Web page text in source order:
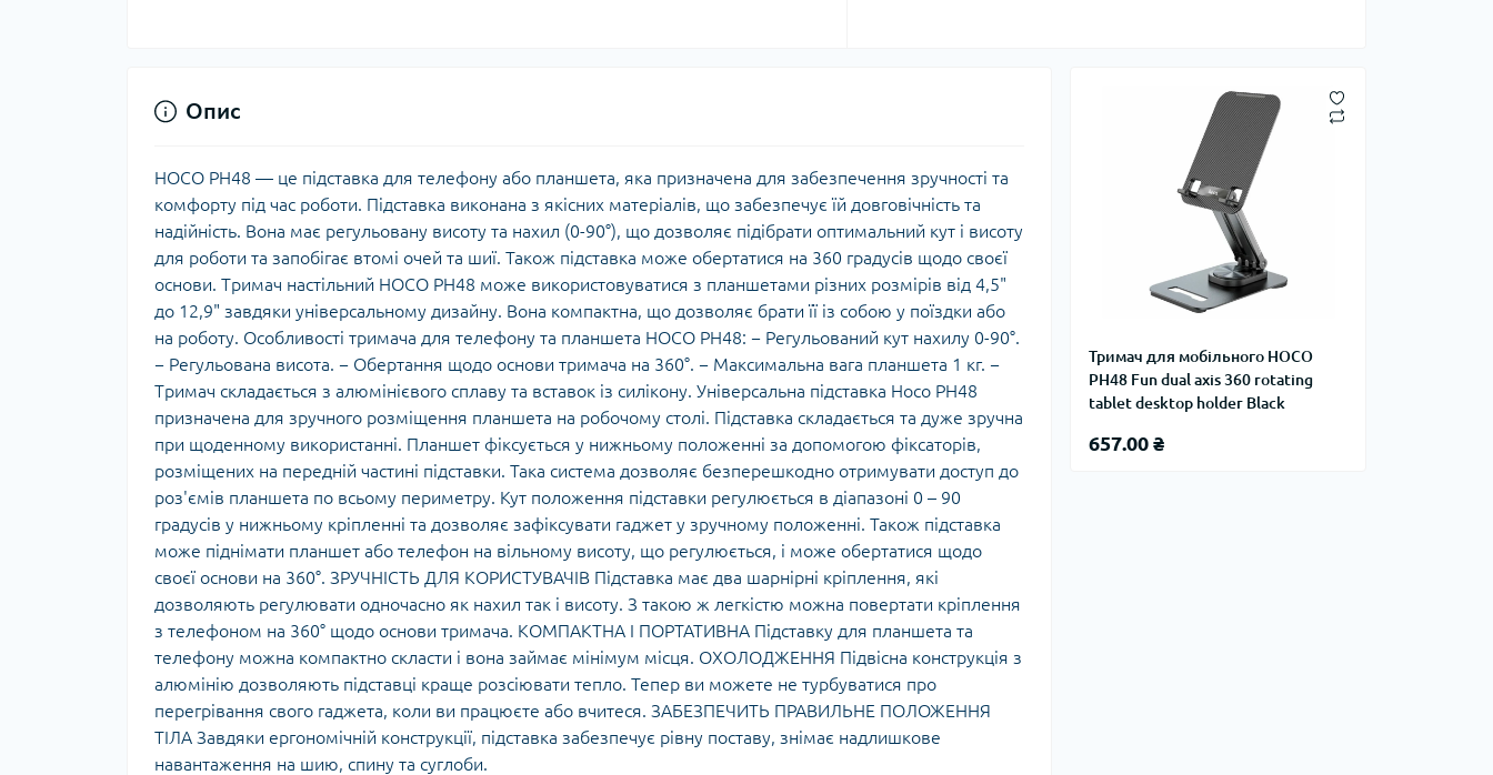
Тримач для мобільного HOCO
PH48 Fun dual axis 360 rotating
tablet desktop holder Black
657.00 ₴
Опис
HOCO PH48 — це підставка для телефону або планшета, яка призначена для забезпечення зручності та
комфорту під час роботи. Підставка виконана з якісних матеріалів, що забезпечує їй довговічність та
надійність. Вона має регульовану висоту та нахил (0-90°), що дозволяє підібрати оптимальний кут і висоту
для роботи та запобігає втомі очей та шиї. Також підставка може обертатися на 360 градусів щодо своєї
основи. Тримач настільний HOCO PH48 може використовуватися з планшетами різних розмірів від 4,5"
до 12,9" завдяки універсальному дизайну. Вона компактна, що дозволяє брати її із собою у поїздки або
на роботу. Особливості тримача для телефону та планшета HOCO PH48: − Регульований кут нахилу 0-90°.
− Регульована висота. − Обертання щодо основи тримача на 360°. − Максимальна вага планшета 1 кг. −
Тримач складається з алюмінієвого сплаву та вставок із силікону. Універсальна підставка Hoco PH48
призначена для зручного розміщення планшета на робочому столі. Підставка складається та дуже зручна
при щоденному використанні. Планшет фіксується у нижньому положенні за допомогою фіксаторів,
розміщених на передній частині підставки. Така система дозволяє безперешкодно отримувати доступ до
роз'ємів планшета по всьому периметру. Кут положення підставки регулюється в діапазоні 0 – 90
градусів у нижньому кріпленні та дозволяє зафіксувати гаджет у зручному положенні. Також підставка
може піднімати планшет або телефон на вільному висоту, що регулюється, і може обертатися щодо
своєї основи на 360°. ЗРУЧНІСТЬ ДЛЯ КОРИСТУВАЧІВ Підставка має два шарнірні кріплення, які
дозволяють регулювати одночасно як нахил так і висоту. З такою ж легкістю можна повертати кріплення
з телефоном на 360° щодо основи тримача. КОМПАКТНА І ПОРТАТИВНА Підставку для планшета та
телефону можна компактно скласти і вона займає мінімум місця. ОХОЛОДЖЕННЯ Підвісна конструкція з
алюмінію дозволяють підставці краще розсіювати тепло. Тепер ви можете не турбуватися про
перегрівання свого гаджета, коли ви працюєте або вчитеся. ЗАБЕЗПЕЧИТЬ ПРАВИЛЬНЕ ПОЛОЖЕННЯ
ТІЛА Завдяки ергономічній конструкції, підставка забезпечує рівну поставу, знімає надлишкове
навантаження на шию, спину та суглоби.